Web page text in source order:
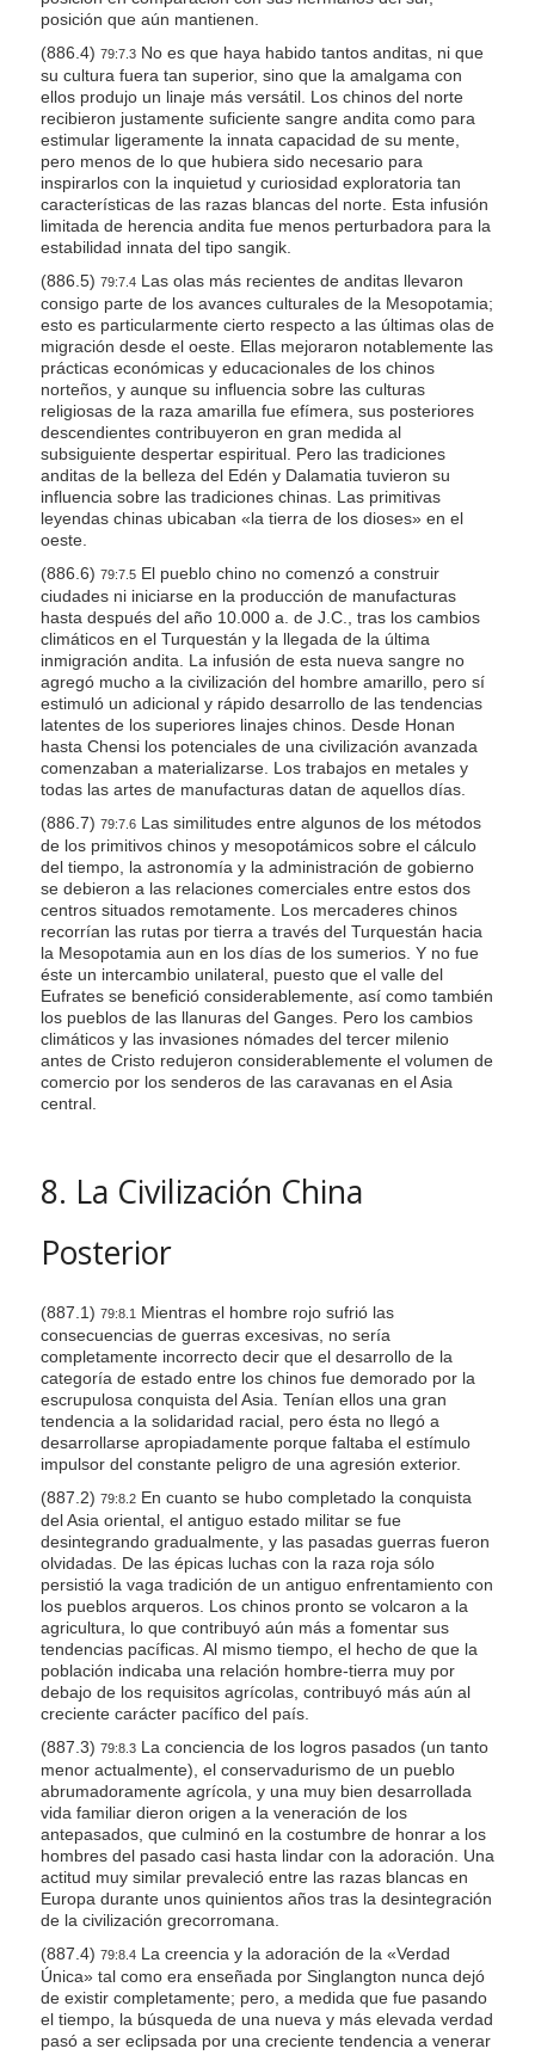
posición que aún mantienen.
(886.4) 79:7.3No es que haya habido tantos anditas, ni que
su cultura fuera tan superior, sino que la amalgama con
ellos produjo un linaje más versátil. Los chinos del norte
recibieron justamente suficiente sangre andita como para
estimular ligeramente la innata capacidad de su mente,
pero menos de lo que hubiera sido necesario para
inspirarlos con la inquietud y curiosidad exploratoria tan
características de las razas blancas del norte. Esta infusión
limitada de herencia andita fue menos perturbadora para la
estabilidad innata del tipo sangik.
(886.5) 79:7.4Las olas más recientes de anditas llevaron
consigo parte de los avances culturales de la Mesopotamia;
esto es particularmente cierto respecto a las últimas olas de
migración desde el oeste. Ellas mejoraron notablemente las
prácticas económicas y educacionales de los chinos
norteños, y aunque su influencia sobre las culturas
religiosas de la raza amarilla fue efímera, sus posteriores
descendientes contribuyeron en gran medida al
subsiguiente despertar espiritual. Pero las tradiciones
anditas de la belleza del Edén y Dalamatia tuvieron su
influencia sobre las tradiciones chinas. Las primitivas
leyendas chinas ubicaban «la tierra de los dioses» en el
oeste.
(886.6) 79:7.5El pueblo chino no comenzó a construir
ciudades ni iniciarse en la producción de manufacturas
hasta después del año 10.000 a. de J.C., tras los cambios
climáticos en el Turquestán y la llegada de la última
inmigración andita. La infusión de esta nueva sangre no
agregó mucho a la civilización del hombre amarillo, pero sí
estimuló un adicional y rápido desarrollo de las tendencias
latentes de los superiores linajes chinos. Desde Honan
hasta Chensi los potenciales de una civilización avanzada
comenzaban a materializarse. Los trabajos en metales y
todas las artes de manufacturas datan de aquellos días.
(886.7) 79:7.6Las similitudes entre algunos de los métodos
de los primitivos chinos y mesopotámicos sobre el cálculo
del tiempo, la astronomía y la administración de gobierno
se debieron a las relaciones comerciales entre estos dos
centros situados remotamente. Los mercaderes chinos
recorrían las rutas por tierra a través del Turquestán hacia
la Mesopotamia aun en los días de los sumerios. Y no fue
éste un intercambio unilateral, puesto que el valle del
Eufrates se benefició considerablemente, así como también
los pueblos de las llanuras del Ganges. Pero los cambios
climáticos y las invasiones nómades del tercer milenio
antes de Cristo redujeron considerablemente el volumen de
comercio por los senderos de las caravanas en el Asia
central.
8. La Civilización China
Posterior
(887.1) 79:8.1 Mientras el hombre rojo sufrió las
consecuencias de guerras excesivas, no sería
completamente incorrecto decir que el desarrollo de la
categoría de estado entre los chinos fue demorado por la
escrupulosa conquista del Asia. Tenían ellos una gran
tendencia a la solidaridad racial, pero ésta no llegó a
desarrollarse apropiadamente porque faltaba el estímulo
impulsor del constante peligro de una agresión exterior.
(887.2) 79:8.2En cuanto se hubo completado la conquista
del Asia oriental, el antiguo estado militar se fue
desintegrando gradualmente, y las pasadas guerras fueron
olvidadas. De las épicas luchas con la raza roja sólo
persistió la vaga tradición de un antiguo enfrentamiento con
los pueblos arqueros. Los chinos pronto se volcaron a la
agricultura, lo que contribuyó aún más a fomentar sus
tendencias pacíficas. Al mismo tiempo, el hecho de que la
población indicaba una relación hombre-tierra muy por
debajo de los requisitos agrícolas, contribuyó más aún al
creciente carácter pacífico del país.
(887.3) 79:8.3La conciencia de los logros pasados (un tanto
menor actualmente), el conservadurismo de un pueblo
abrumadoramente agrícola, y una muy bien desarrollada
vida familiar dieron origen a la veneración de los
antepasados, que culminó en la costumbre de honrar a los
hombres del pasado casi hasta lindar con la adoración. Una
actitud muy similar prevaleció entre las razas blancas en
Europa durante unos quinientos años tras la desintegración
de la civilización grecorromana.
(887.4) 79:8.4La creencia y la adoración de la «Verdad
Única» tal como era enseñada por Singlangton nunca dejó
de existir completamente; pero, a medida que fue pasando
el tiempo, la búsqueda de una nueva y más elevada verdad
pasó a ser eclipsada por una creciente tendencia a venerar